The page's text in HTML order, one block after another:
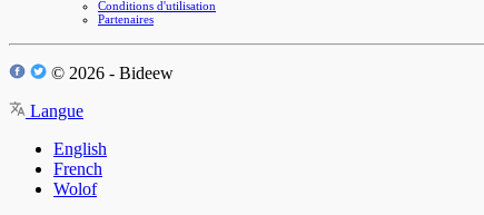
Conditions d'utilisation
Partenaires
© 2026 - Bideew
Langue
English
French
Wolof